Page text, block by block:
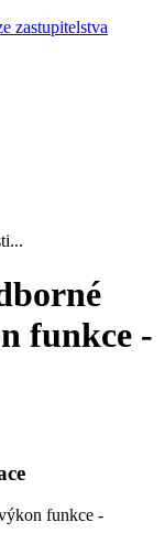
zastupitelstva
funkce -
funkce -